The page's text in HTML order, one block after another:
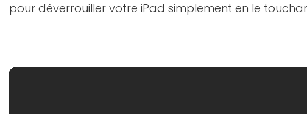
pour déverrouiller votre iPad simplement en le